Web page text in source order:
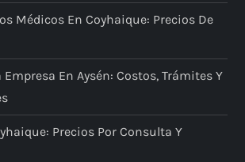
Médicos En Coyhaique: Precios De
En Aysén: Costos, Trámites Y
Precios Por Consulta Y